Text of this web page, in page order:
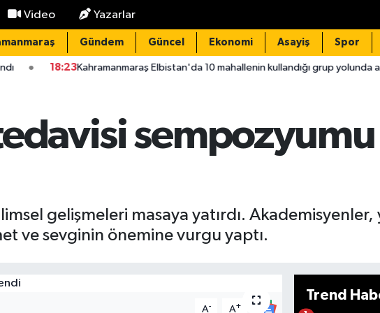
Video Yazarlar
Gündem Güncel Ekonomi Asayiş Spor
Elbistan'da 10 mahallenin kullandığı grup yolunda asfalt mesaisi
sempozyumu
gelişmeleri masaya yatırdı.
ve sevginin önemine vurgu yaptı.
A- A+
Trend